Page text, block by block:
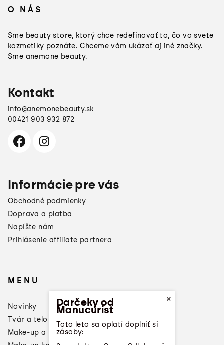
O NÁS
Sme beauty store, ktorý chce redefinovať to, čo vo svete
kozmetiky poznáte. Chceme vám ukázať aj iné značky.
Sme anemone beauty.
Kontakt
info@anemonebeauty.sk
00421 903 932 872
Informácie pre vás
Obchodné podmienky
Doprava a platba
Napíšte nám
Prihlásenie affiliate partnera
MENU
Novinky
Tvár a telo
Make-up a laky na nechty
×
Darčeky od
Manucurist
Toto leto sa oplatí doplniť si
zásoby: